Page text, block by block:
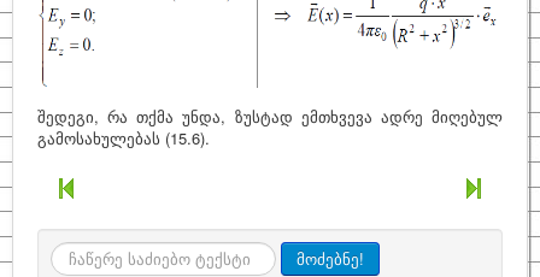
შედეგი, რა თქმა უნდა, ზუსტად ემთხვევა ადრე მიღებულ
გამოსახულებას (15.6).
ძიება მოძებნე!